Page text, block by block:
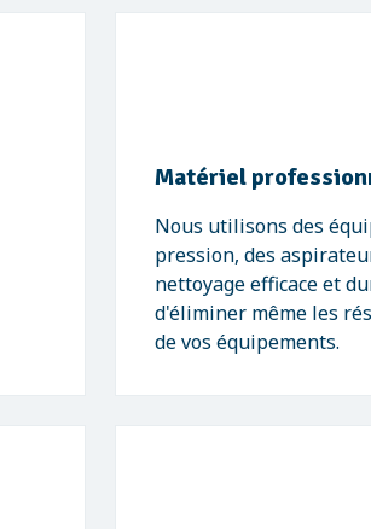
Matériel
Nous utilisons des
pression, des
nettoyage efficace et
d'éliminer même les
de vos équipements.